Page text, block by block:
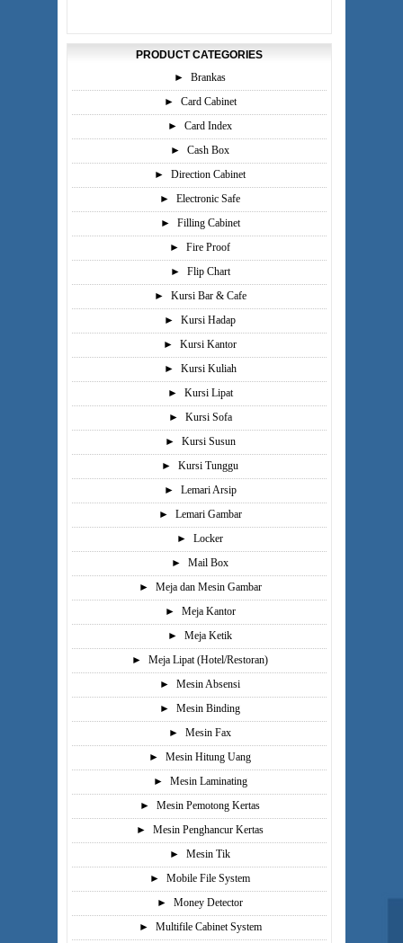
PRODUCT CATEGORIES
►
Brankas
►
Card Cabinet
►
Card Index
►
Cash Box
►
Direction Cabinet
►
Electronic Safe
►
Filling Cabinet
►
Fire Proof
►
Flip Chart
►
Kursi Bar & Cafe
►
Kursi Hadap
►
Kursi Kantor
►
Kursi Kuliah
►
Kursi Lipat
►
Kursi Sofa
►
Kursi Susun
►
Kursi Tunggu
►
Lemari Arsip
►
Lemari Gambar
►
Locker
►
Mail Box
►
Meja dan Mesin Gambar
►
Meja Kantor
►
Meja Ketik
►
Meja Lipat (Hotel/Restoran)
►
Mesin Absensi
►
Mesin Binding
►
Mesin Fax
►
Mesin Hitung Uang
►
Mesin Laminating
►
Mesin Pemotong Kertas
►
Mesin Penghancur Kertas
►
Mesin Tik
►
Mobile File System
►
Money Detector
►
Multifile Cabinet System